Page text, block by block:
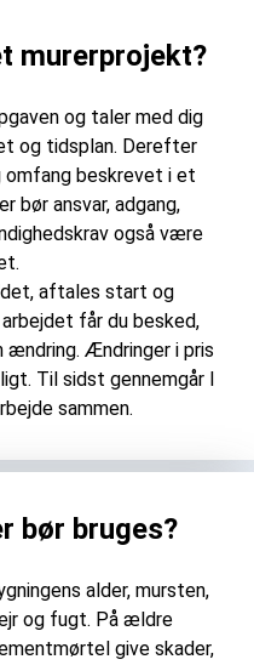
murerprojekt?
og taler med dig
og tidsplan. Derefter
omfang beskrevet i et
bør ansvar, adgang,
også være
aftales start og
får du besked,
Ændringer i pris
Til sidst gennemgår I
sammen.
bør bruges?
alder, mursten,
og fugt. På ældre
give skader,